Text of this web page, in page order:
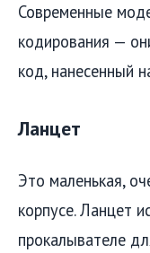
Современные
кодирования —
код, нанесенный
Ланцет
Это маленькая,
корпусе. Ланцет
прокалывателе